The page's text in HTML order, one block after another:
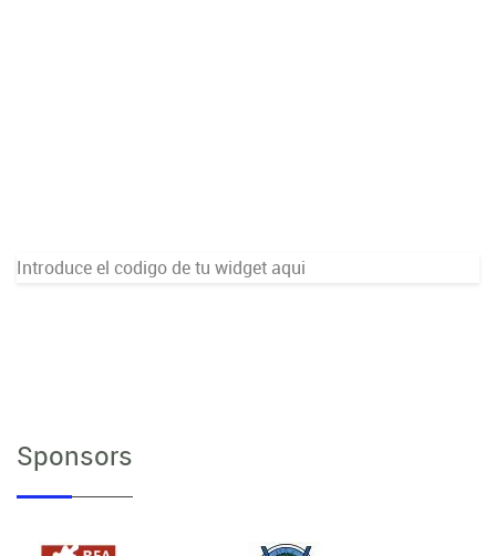
Introduce el codigo de tu widget aqui
Sponsors